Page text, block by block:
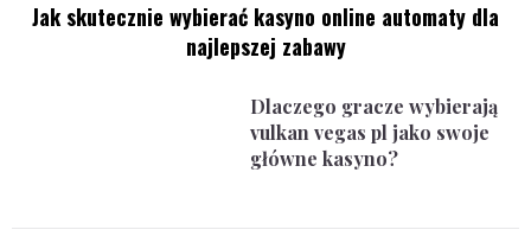
Jak skutecznie wybierać kasyno online automaty dla
najlepszej zabawy
Dlaczego gracze wybierają
vulkan vegas pl jako swoje
główne kasyno?